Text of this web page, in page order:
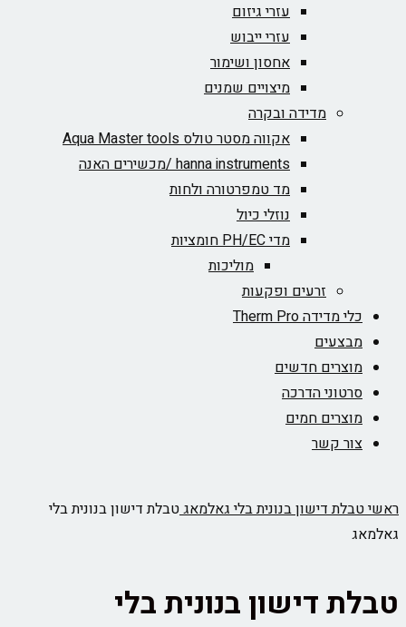
עזרי גיזום
עזרי ייבוש
אחסון ושימור
מיצויים שמנים
מדידה ובקרה
אקווה מסטר טולס Aqua Master tools
hanna instruments /מכשירים האנה
מד טמפרטורה ולחות
נוזלי כיול
מדי PH/EC חומציות
מוליכות
זרעים ופקעות
כלי מדידה Therm Pro
מבצעים
מוצרים חדשים
סרטוני הדרכה
מוצרים חמים
צור קשר
ראשיטבלת דישון בנונית בלי גאלמאגטבלת דישון בנונית בלי
גאלמאג
טבלת דישון בנונית בלי